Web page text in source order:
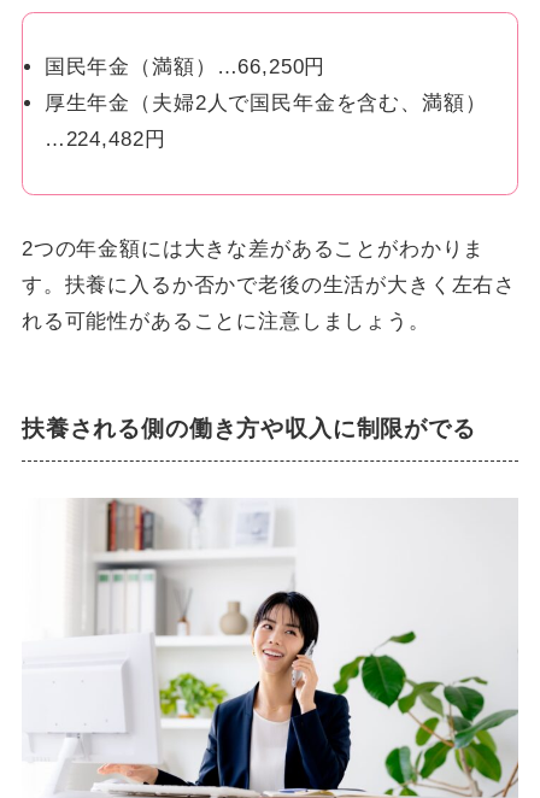
国民年金（満額）…66,250円
厚生年金（夫婦2人で国民年金を含む、満額）
…224,482円
2つの年金額には大きな差があることがわかりま
す。扶養に入るか否かで老後の生活が大きく左右さ
れる可能性があることに注意しましょう。
扶養される側の働き方や収入に制限がでる